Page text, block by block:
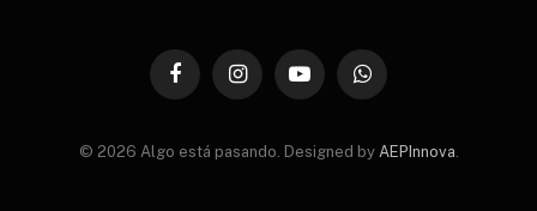
FacebookInstagramYouTubeWhatsApp
© 2026 Algo está pasando. Designed by AEPInnova